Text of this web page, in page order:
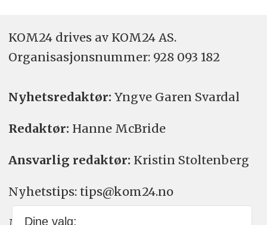
KOM24 drives av KOM24 AS.
Organisasjons­nummer: 928 093 182
Nyhetsredaktør: Yngve Garen Svardal
Redaktør: Hanne McBride
Ansvarlig redaktør: Kristin Stoltenberg
Nyhetstips: tips@kom24.no
Dine valg: